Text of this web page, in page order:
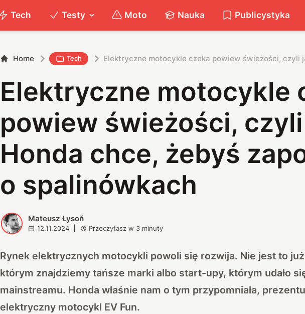
Tech Testy Moto Nauka Publicystyka
Home Tech Elektryczne motocykle czeka powiew świeżości, czyli
Elektryczne motocykle
powiew świeżości,
Honda chce, żebyś
o spalinówkach
M Mateusz Łysoń
12.11.2024 Przeczytasz w 3 minuty
Rynek elektrycznych motocykli powoli się rozwija. Nie jest to
którym znajdziemy tańsze marki albo start-upy, którym udało
mainstreamu. Honda właśnie nam o tym przypomniała,
elektryczny motocykl EV Fun.